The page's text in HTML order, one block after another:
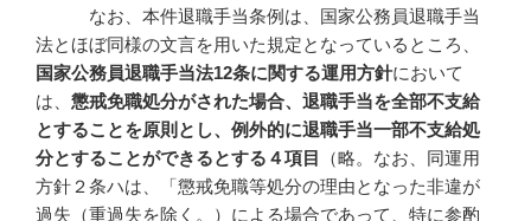
なお、本件退職手当条例は、国家公務員退職手当
法とほぼ同様の文言を用いた規定となっているところ、
国家公務員退職手当法12条に関する運用方針において
は、 懲戒免職処分がされた場合、退職手当を全部不支給
とすることを原則とし、例外的に退職手当一部不支給処
分とすることができるとする４項目
（略。なお、同運用
方針２条ハは、「懲戒免職等処分の理由となった非違が
過失（重過失を除く。）による場合であって、特に参酌